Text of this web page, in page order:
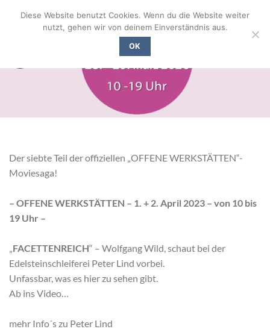
Inhalt
Der siebte Teil der offiziellen „OFFENE WERKSTÄTTEN“-
Moviesaga!
– OFFENE WERKSTÄTTEN – 1. + 2. April 2023 – von 10 bis
19 Uhr –
„FACETTENREICH“ – Wolfgang Wild, schaut bei der
Edelsteinschleiferei Peter Lind vorbei.
Unfassbar, was es hier zu sehen gibt.
Ab ins Video…
mehr Info´s zu Peter Lind
Diese Website benutzt Cookies. Wenn du die Website weiter
nutzt, gehen wir von deinem Einverständnis aus.
OK